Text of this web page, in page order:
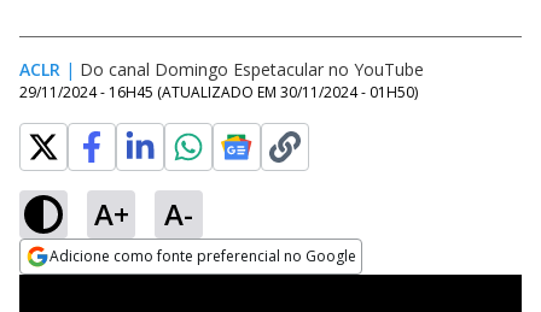
ACLR | Do canal Domingo Espetacular no YouTube
29/11/2024 - 16H45 (ATUALIZADO EM 30/11/2024 - 01H50)
A+ A-
Adicione como fonte preferencial no Google